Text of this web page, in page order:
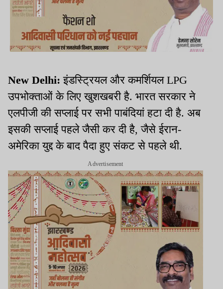
New Delhi: इंडस्ट्रियल और कमर्शियल LPG
उपभोक्ताओं के लिए खुशखबरी है. भारत सरकार ने
एलपीजी की सप्लाई पर सभी पाबंदियां हटा दी है. अब
इसकी सप्लाई पहले जैसी कर दी है, जैसे ईरान-
अमेरिका युद्द के बाद पैदा हुए संकट से पहले थी.
Advertisement